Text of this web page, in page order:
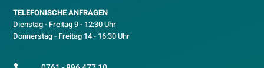
TELEFONISCHE ANFRAGEN
Dienstag - Freitag 9 - 12:30 Uhr
Donnerstag - Freitag 14 - 16:30 Uhr